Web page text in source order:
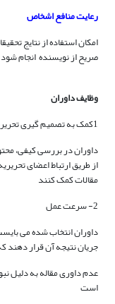
رعایت منافع اشخاص
امکان استفاده از نتایج
صریح از نویسنده انجام شود
وظایف داوران
1کمک به تصمیم گیری تحریریه
داوران در بررسی کیفی،
از طریق ارتباط اعضای
مقالات کمک کنند
2- سرعت عمل
داوران انتخاب شده می
جریان نتیجه آن قرار دهند
عدم داوری مقاله به دلیل
است